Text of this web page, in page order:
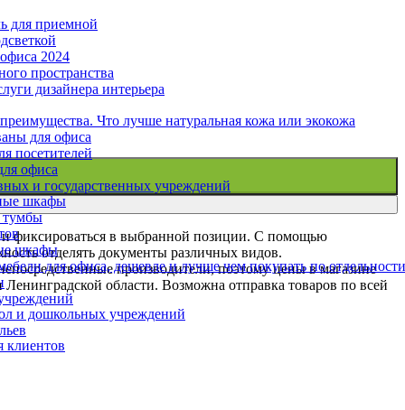
для приемной
2024
пространства
дизайнера интерьера
Что лучше натуральная кожа или экокожа
для офиса
посетителей
офиса
и государственных учреждений
шкафы
тумбы
шкафы
для офиса, дешевле и лучше чем покупать по отдельности
и дошкольных учреждений
клиентов
и фиксироваться в выбранной позиции. С помощью
отделять документы различных видов.
производители, поэтому цены в магазине
области. Возможна отправка товаров по всей